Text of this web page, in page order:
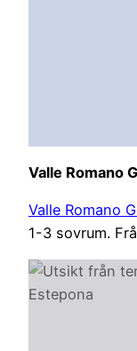
Valle Romano
Valle Romano
1-3 sovrum.